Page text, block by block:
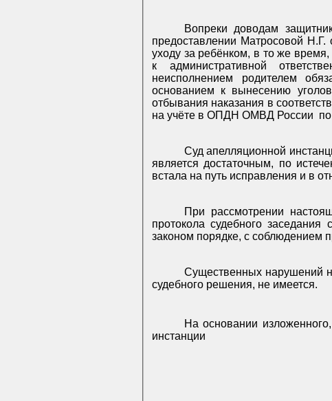
Вопреки доводам
предоставлении Матросовой
уходу за ребёнком, в то же
к административной
неисполнением родителем
основанием к вынесению
отбывания наказания в
на учёте в ОПДН ОМВД России
Суд апелляционной
является достаточным, по
встала на путь исправления и в
При рассмотрении
протокола судебного заседания
законом порядке, с соблюдением
Существенных нарушений
судебного решения, не имеется.
На основании
инстанции